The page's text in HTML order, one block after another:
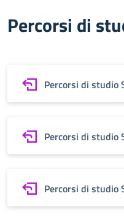
Percorsi di
Percorsi di studio
Percorsi di studio
Percorsi di studio